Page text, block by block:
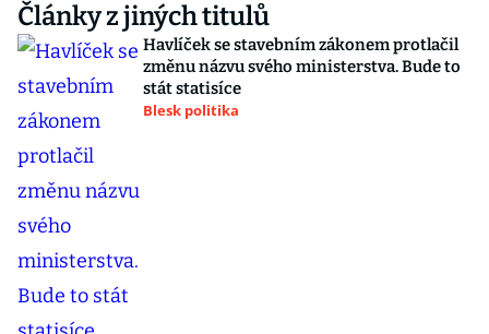
Články z jiných titulů
Havlíček se stavebním zákonem protlačil
změnu názvu svého ministerstva. Bude to
stát statisíce
Blesk politika